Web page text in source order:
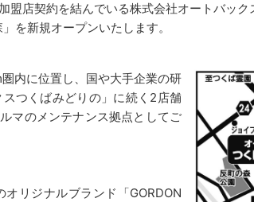
店契約を結んでいる株式会社オートバッ
を新規オープンいたします。
内に位置し、国や大手企業の研
つくばみどりの」に続く2店舗
マのメンテナンス拠点としてご
リジナルブランド「GORDON